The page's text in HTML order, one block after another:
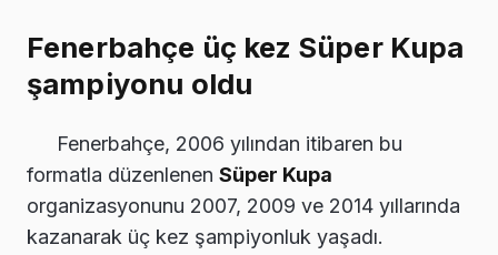
Fenerbahçe üç kez Süper Kupa
şampiyonu oldu
Fenerbahçe, 2006 yılından itibaren bu
formatla düzenlenen Süper Kupa
organizasyonunu 2007, 2009 ve 2014 yıllarında
kazanarak üç kez şampiyonluk yaşadı.